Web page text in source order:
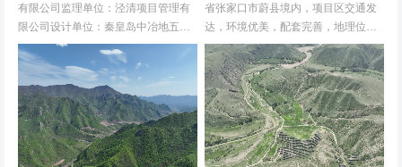
有限公司监理单位：泾清项目管理有
限公司设计单位：秦皇岛中冶地五一
五勘测有限公司施工单位：河北康安
劳务派遣有限公司桥西区西沟区域村
庄村容村貌改造提升及基础设施建设
项目堆料...
省张家口市蔚县境内，项目区交通发
达，环境优美，配套完善，地理位置
优越。项目地理位置图见附图1-1。项
目共建12个易地搬迁安置区，分别位
于白草村乡西户庄村、柏树乡柏树...